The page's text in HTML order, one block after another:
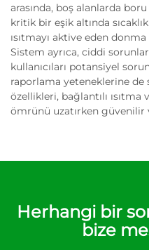
arasında, boş alanlarda
kritik bir eşik altında
ısıtmayı aktive eden
Sistem ayrıca, ciddi
kullanıcıları potansiyel
raporlama yeteneklerine de
özellikleri, bağlantılı
ömrünü uzatırken
Herhangi bir
bize